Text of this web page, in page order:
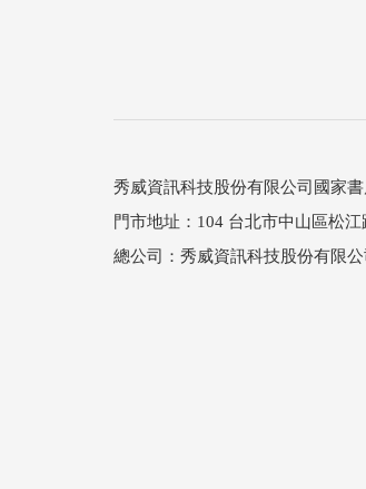
秀威資訊科技股份有限公司國家
門市地址：104 台北市中山區松江
總公司：秀威資訊科技股份有限